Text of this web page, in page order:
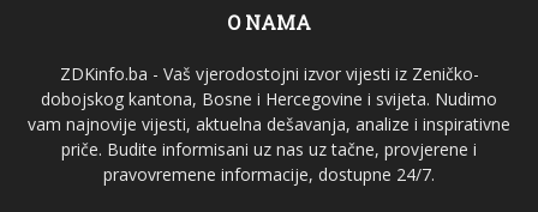
O NAMA
ZDKinfo.ba - Vaš vjerodostojni izvor vijesti iz Zeničko-
dobojskog kantona, Bosne i Hercegovine i svijeta. Nudimo
vam najnovije vijesti, aktuelna dešavanja, analize i inspirativne
priče. Budite informisani uz nas uz tačne, provjerene i
pravovremene informacije, dostupne 24/7.